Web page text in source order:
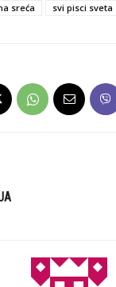
sreća svi pisci sveta